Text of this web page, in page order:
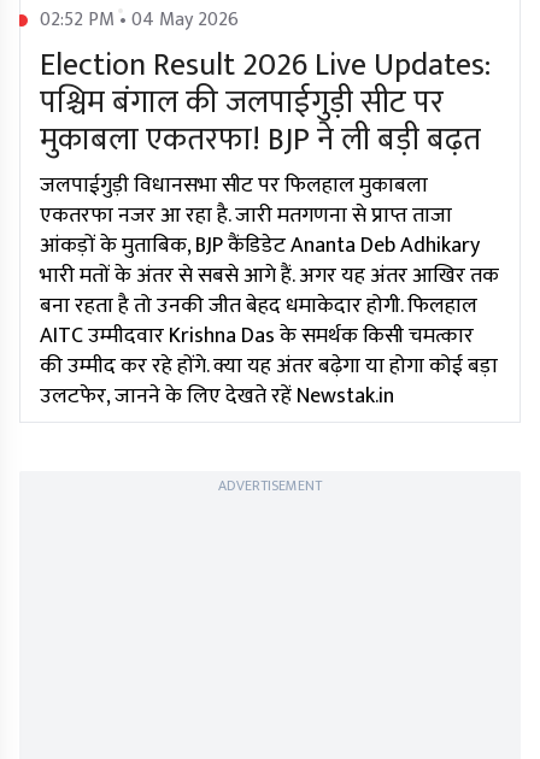
02:52 PM • 04 May 2026
Election Result 2026 Live Updates:
पश्चिम बंगाल की जलपाईगुड़ी सीट पर
मुकाबला एकतरफा! BJP ने ली बड़ी बढ़त
जलपाईगुड़ी विधानसभा सीट पर फिलहाल मुकाबला
एकतरफा नजर आ रहा है. जारी मतगणना से प्राप्त ताजा
आंकड़ों के मुताबिक, BJP कैंडिडेट Ananta Deb Adhikary
भारी मतों के अंतर से सबसे आगे हैं. अगर यह अंतर आखिर तक
बना रहता है तो उनकी जीत बेहद धमाकेदार होगी. फिलहाल
AITC उम्मीदवार Krishna Das के समर्थक किसी चमत्कार
की उम्मीद कर रहे होंगे. क्या यह अंतर बढ़ेगा या होगा कोई बड़ा
उलटफेर, जानने के लिए देखते रहें Newstak.in
ADVERTISEMENT